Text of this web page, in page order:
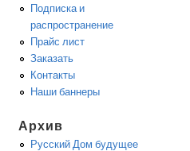
Подписка и
распространение
Прайс лист
Заказать
Контакты
Наши баннеры
Архив
Русский Дом будущее